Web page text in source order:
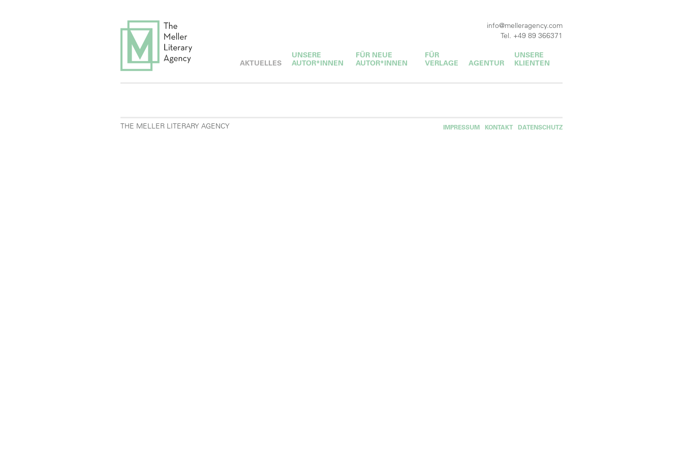
info@melleragency.com
Tel. +49 89 366371
AKTUELLES
UNSERE
AUTOR*INNEN
FÜR NEUE
AUTOR*INNEN
FÜR
VERLAGE
AGENTUR
UNSERE
KLIENTEN
THE MELLER LITERARY AGENCY IMPRESSUM KONTAKT DATENSCHUTZ